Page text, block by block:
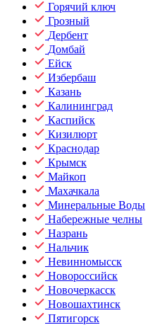
Горячий ключ
Грозный
Дербент
Домбай
Ейск
Избербаш
Казань
Калининград
Каспийск
Кизилюрт
Краснодар
Крымск
Майкоп
Махачкала
Минеральные Воды
Набережные челны
Назрань
Нальчик
Невинномысск
Новороссийск
Новочеркасск
Новошахтинск
Пятигорск